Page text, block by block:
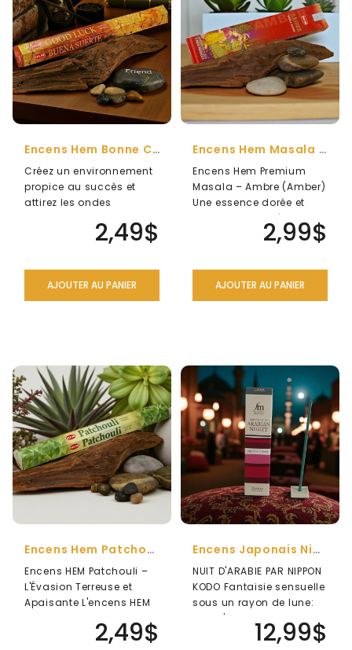
ENSEMBLES
CADEAU
ANTI-
MOUSTIQUE
NATUREL
SÉRIE
DES
DIVERS
Encens Hem Bonne Chance
Créez un environnement
propice au succès et
attirez les ondes
2,49$
AJOUTER AU PANIER
Encens Hem Masala Ambre
Encens Hem Premium
Masala – Ambre (Amber)
Une essence dorée et
mystique pour réchauffer
2,99$
AJOUTER AU PANIER
Encens Hem Patchouli
Encens HEM Patchouli –
L'Évasion Terreuse et
Apaisante L'encens HEM
2,49$
Encens Japonais Nippon Kodo (Fragrance Memories) Nuit D'Arabie
NUIT D'ARABIE PAR NIPPON
KODO Fantaisie sensuelle
sous un rayon de lune:
Nuit d'Arabie ..12,99$